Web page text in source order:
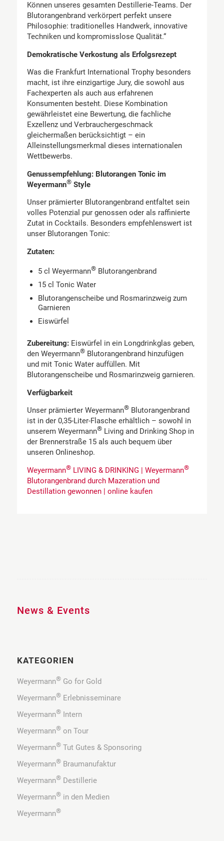
Können unseres gesamten Destillerie-Teams. Der
Blutorangenbrand verkörpert perfekt unsere
Philosophie: traditionelles Handwerk, innovative
Techniken und kompromisslose Qualität.“
Demokratische Verkostung als Erfolgsrezept
Was die Frankfurt International Trophy besonders
macht, ist ihre einzigartige Jury, die sowohl aus
Fachexperten als auch aus erfahrenen
Konsumenten besteht. Diese Kombination
gewährleistet eine Bewertung, die fachliche
Exzellenz und Verbrauchergeschmack
gleichermaßen berücksichtigt – ein
Alleinstellungsmerkmal dieses internationalen
Wettbewerbs.
Genussempfehlung: Blutorangen Tonic im
Weyermann®Style
Unser prämierter Blutorangenbrand entfaltet sein
volles Potenzial pur genossen oder als raffinierte
Zutat in Cocktails. Besonders empfehlenswert ist
unser Blutorangen Tonic:
Zutaten:
5 cl Weyermann®Blutorangenbrand
15 cl Tonic Water
Blutorangenscheibe und Rosmarinzweig zum
Garnieren
Eiswürfel
Zubereitung:Eiswürfel in ein Longdrinkglas geben,
den Weyermann®Blutorangenbrand hinzufügen
und mit Tonic Water auffüllen. Mit
Blutorangenscheibe und Rosmarinzweig garnieren.
Verfügbarkeit
Unser prämierter Weyermann®Blutorangenbrand
ist in der 0,35-Liter-Flasche erhältlich – sowohl in
unserem Weyermann®Living and Drinking Shop in
der Brennerstraße 15 als auch bequem über
unseren Onlineshop.
Weyermann®LIVING & DRINKING | Weyermann®
Blutorangenbrand durch Mazeration und
Destillation gewonnen | online kaufen
News & Events
KATEGORIEN
Weyermann®Go for Gold
Weyermann®Erlebnisseminare
Weyermann®Intern
Weyermann®on Tour
Weyermann®Tut Gutes & Sponsoring
Weyermann®Braumanufaktur
Weyermann®Destillerie
Weyermann®in den Medien
Weyermann®